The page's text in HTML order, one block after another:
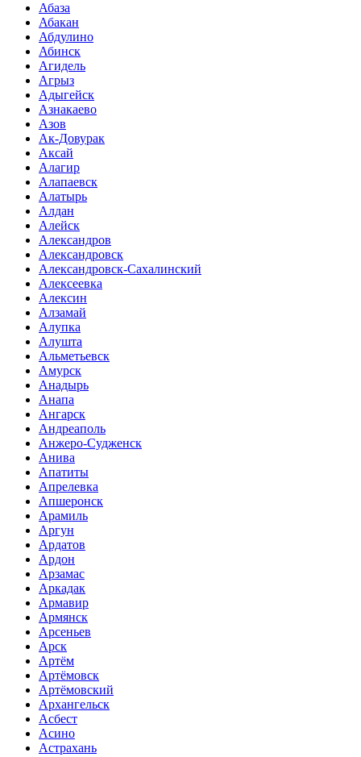
Абаза
Абакан
Абдулино
Абинск
Агидель
Агрыз
Адыгейск
Азнакаево
Азов
Ак-Довурак
Аксай
Алагир
Алапаевск
Алатырь
Алдан
Алейск
Александров
Александровск
Александровск-Сахалинский
Алексеевка
Алексин
Алзамай
Алупка
Алушта
Альметьевск
Амурск
Анадырь
Анапа
Ангарск
Андреаполь
Анжеро-Судженск
Анива
Апатиты
Апрелевка
Апшеронск
Арамиль
Аргун
Ардатов
Ардон
Арзамас
Аркадак
Армавир
Армянск
Арсеньев
Арск
Артём
Артёмовск
Артёмовский
Архангельск
Асбест
Асино
Астрахань